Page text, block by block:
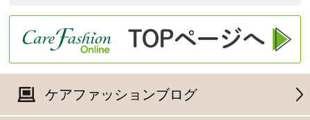
ケアファッションブログ